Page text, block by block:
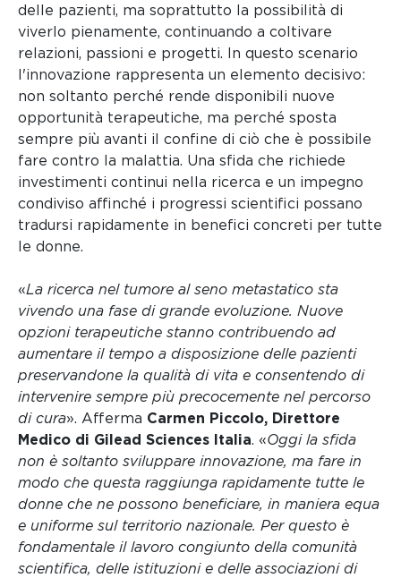
delle pazienti, ma soprattutto la possibilità di
viverlo pienamente, continuando a coltivare
relazioni, passioni e progetti. In questo scenario
l'innovazione rappresenta un elemento decisivo:
non soltanto perché rende disponibili nuove
opportunità terapeutiche, ma perché sposta
sempre più avanti il confine di ciò che è possibile
fare contro la malattia. Una sfida che richiede
investimenti continui nella ricerca e un impegno
condiviso affinché i progressi scientifici possano
tradursi rapidamente in benefici concreti per tutte
le donne.
«La ricerca nel tumore al seno metastatico sta
vivendo una fase di grande evoluzione. Nuove
opzioni terapeutiche stanno contribuendo ad
aumentare il tempo a disposizione delle pazienti
preservandone la qualità di vita e consentendo di
intervenire sempre più precocemente nel percorso
di cura». Afferma Carmen Piccolo, Direttore
Medico di Gilead Sciences Italia. «Oggi la sfida
non è soltanto sviluppare innovazione, ma fare in
modo che questa raggiunga rapidamente tutte le
donne che ne possono beneficiare, in maniera equa
e uniforme sul territorio nazionale. Per questo è
fondamentale il lavoro congiunto della comunità
scientifica, delle istituzioni e delle associazioni di